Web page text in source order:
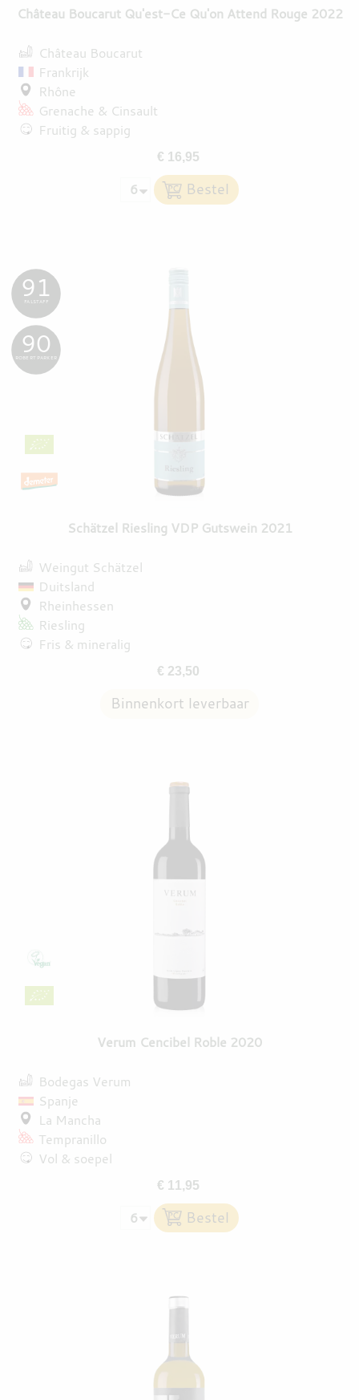
Château Boucarut Qu'est-Ce Qu'on Attend Rouge 2022
Château Boucarut
Frankrijk
Rhône
Grenache
Cinsault
Fruitig & sappig
€ 16,95
Schätzel Riesling VDP Gutswein 2021
91
FALSTAFF
90
ROBERT PARKER
Weingut Schätzel
Duitsland
Rheinhessen
Riesling
Fris & mineralig
€ 23,50
Verum Cencibel Roble 2020
Bodegas Verum
Spanje
La Mancha
Tempranillo
Vol & soepel
€ 11,95